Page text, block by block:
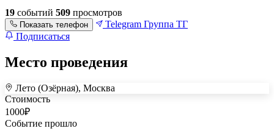
19 событий 509 просмотров
Показать телефон Telegram Группа ТГ
Подписаться
Место проведения
+
–
Лето (Озёрная), Москва
Стоимость
1000₽
Событие прошло